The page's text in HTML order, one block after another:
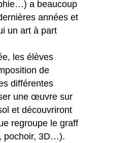
a beaucoup
années et
un art à part
les élèves
de
différentes
une œuvre sur
et découvriront
regroupe le graff
pochoir, 3D…).